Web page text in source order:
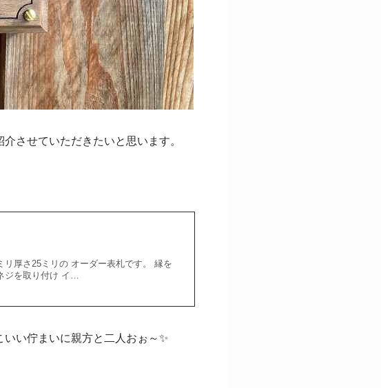
させていただきたいと思います。
厚さ25ミリの オーダー表札です。 縁を
ジを取り付け イ…
い佇まいに親方と二人おぉ～✨